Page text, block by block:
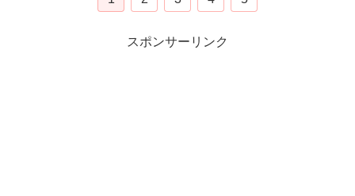
スポンサーリンク